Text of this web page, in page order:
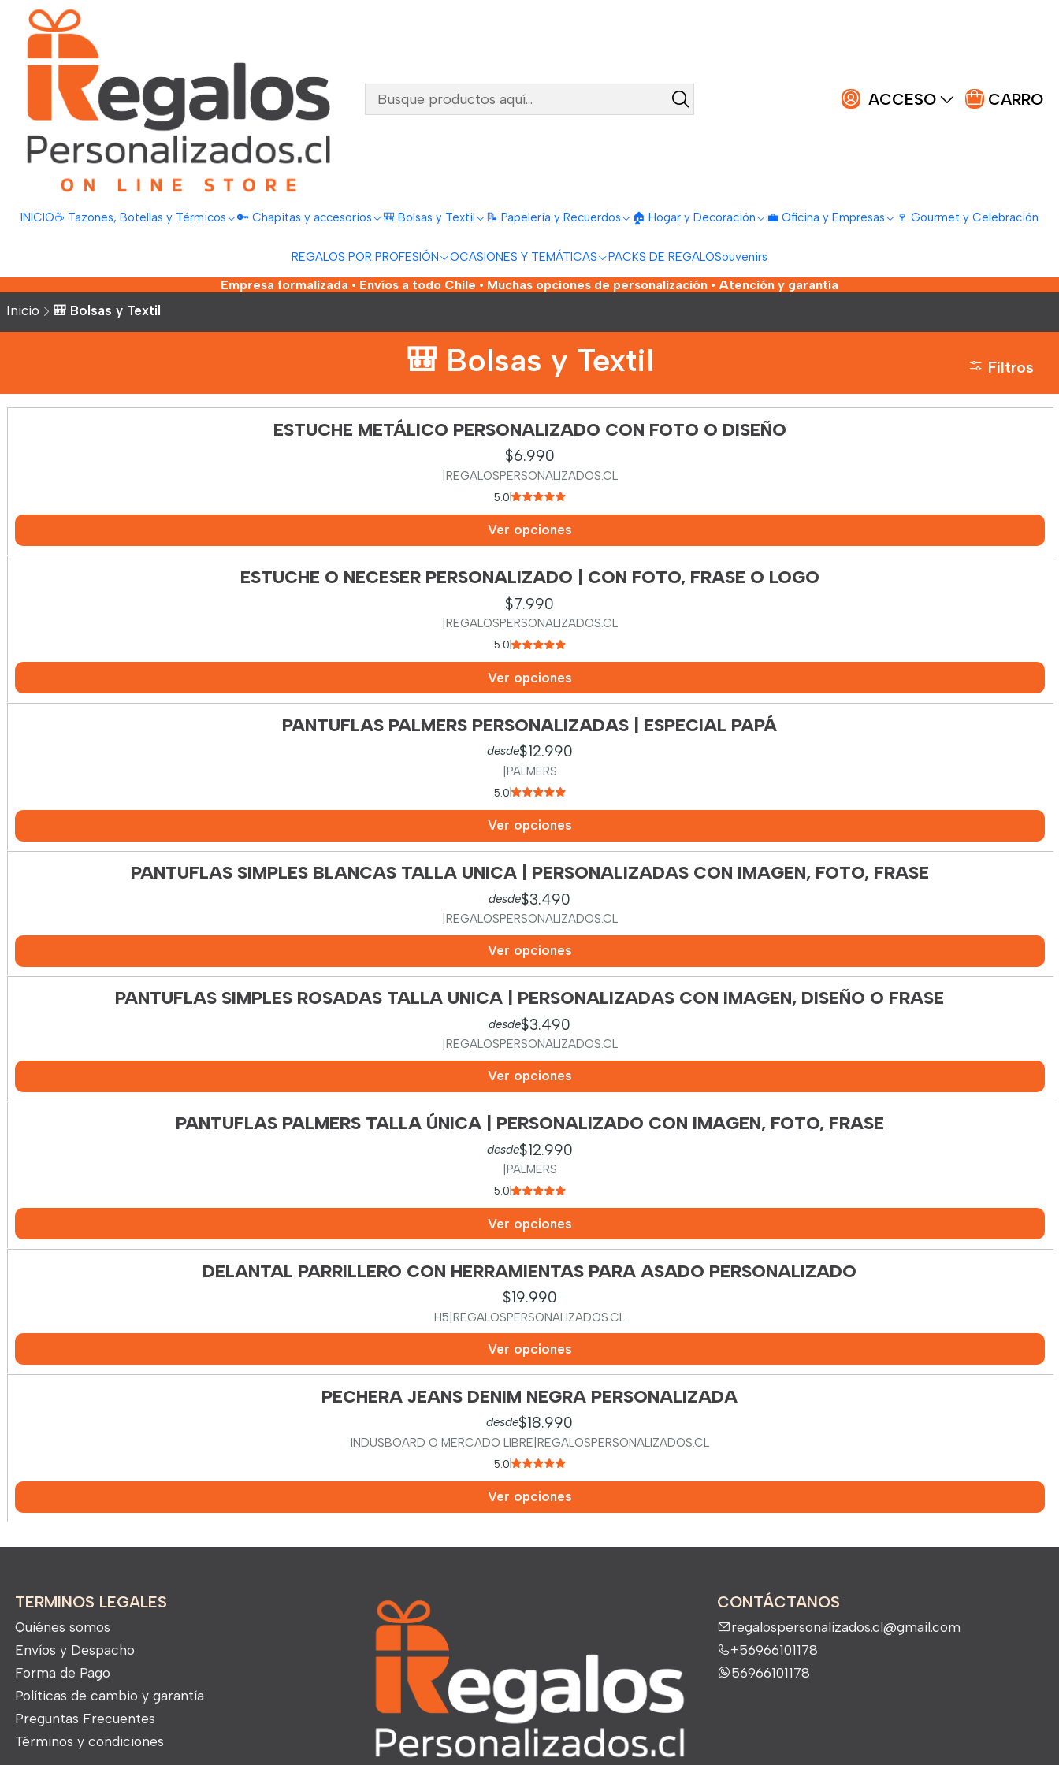
ACCESO CARRO
INICIO☕ Tazones, Botellas y Térmicos 🔑 Chapitas y accesorios 🎒 Bolsas y Textil 📝 Papelería y Recuerdos 🏠 Hogar y Decoración 💼 Oficina y Empresas 🍷 Gourmet y Celebración
REGALOS POR PROFESIÓN OCASIONES Y TEMÁTICAS PACKS DE REGALOSouvenirs
Empresa formalizada • Envíos a todo Chile • Muchas opciones de personalización • Atención y garantía
Inicio 🎒 Bolsas y Textil
🎒 Bolsas y Textil Filtros
ESTUCHE METÁLICO PERSONALIZADO CON FOTO O DISEÑO
$6.990
REGALOSPERSONALIZADOS.CL
5.0
Ver opciones
ESTUCHE O NECESER PERSONALIZADO | CON FOTO, FRASE O LOGO
$7.990
REGALOSPERSONALIZADOS.CL
5.0
Ver opciones
PANTUFLAS PALMERS PERSONALIZADAS | ESPECIAL PAPÁ
desde$12.990
PALMERS
5.0
Ver opciones
PANTUFLAS SIMPLES BLANCAS TALLA UNICA | PERSONALIZADAS CON IMAGEN, FOTO, FRASE
desde$3.490
REGALOSPERSONALIZADOS.CL
Ver opciones
PANTUFLAS SIMPLES ROSADAS TALLA UNICA | PERSONALIZADAS CON IMAGEN, DISEÑO O FRASE
desde$3.490
REGALOSPERSONALIZADOS.CL
Ver opciones
PANTUFLAS PALMERS TALLA ÚNICA | PERSONALIZADO CON IMAGEN, FOTO, FRASE
desde$12.990
PALMERS
5.0
Ver opciones
DELANTAL PARRILLERO CON HERRAMIENTAS PARA ASADO PERSONALIZADO
$19.990
H5 REGALOSPERSONALIZADOS.CL
Ver opciones
PECHERA JEANS DENIM NEGRA PERSONALIZADA
desde$18.990
INDUSBOARD O MERCADO LIBRE REGALOSPERSONALIZADOS.CL
5.0
Ver opciones
TERMINOS LEGALES
Quiénes somos
Envíos y Despacho
Forma de Pago
Políticas de cambio y garantía
Preguntas Frecuentes
Términos y condiciones
CONTÁCTANOS
regalospersonalizados.cl@gmail.com
+56966101178
56966101178